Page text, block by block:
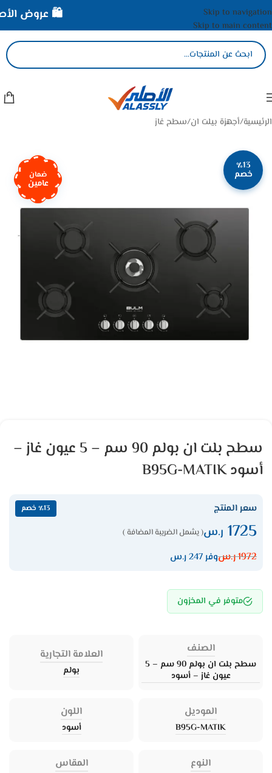
Skip to navigation
Skip to main content
الرئيسية/أجهزة بيلت ان/سطح غاز
٪13
خصم ضمان
عامين
سطح بلت ان بولم 90 سم – 5 عيون غاز –
أسود B95G-MATIK
سعر المنتج ٪13 خصم
1725 ر.س( يشمل الضريبة المضافة )
1972ر.سوفر 247 ر.س
متوفر في المخزون
الصنف
سطح بلت ان بولم 90 سم – 5
عيون غاز – أسود
العلامة التجارية
بولم
الموديل
B95G-MATIK
اللون
أسود
النوع المقاس
🛍️ عروض